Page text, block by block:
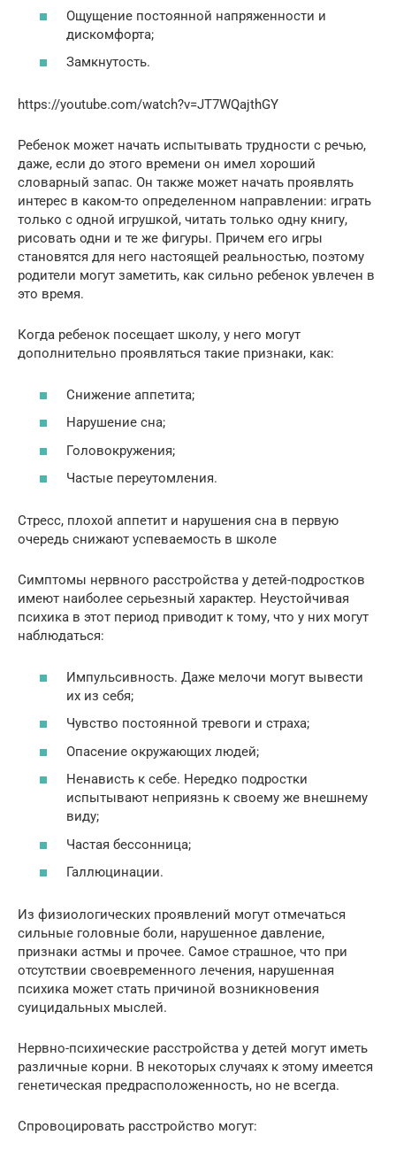
Ощущение постоянной напряженности и
дискомфорта;
Замкнутость.
https://youtube.com/watch?v=JT7WQajthGY
Ребенок может начать испытывать трудности с речью,
даже, если до этого времени он имел хороший
словарный запас. Он также может начать проявлять
интерес в каком-то определенном направлении: играть
только с одной игрушкой, читать только одну книгу,
рисовать одни и те же фигуры. Причем его игры
становятся для него настоящей реальностью, поэтому
родители могут заметить, как сильно ребенок увлечен в
это время.
Когда ребенок посещает школу, у него могут
дополнительно проявляться такие признаки, как:
Снижение аппетита;
Нарушение сна;
Головокружения;
Частые переутомления.
Стресс, плохой аппетит и нарушения сна в первую
очередь снижают успеваемость в школе
Симптомы нервного расстройства у детей-подростков
имеют наиболее серьезный характер. Неустойчивая
психика в этот период приводит к тому, что у них могут
наблюдаться:
Импульсивность. Даже мелочи могут вывести
их из себя;
Чувство постоянной тревоги и страха;
Опасение окружающих людей;
Ненависть к себе. Нередко подростки
испытывают неприязнь к своему же внешнему
виду;
Частая бессонница;
Галлюцинации.
Из физиологических проявлений могут отмечаться
сильные головные боли, нарушенное давление,
признаки астмы и прочее. Самое страшное, что при
отсутствии своевременного лечения, нарушенная
психика может стать причиной возникновения
суицидальных мыслей.
Нервно-психические расстройства у детей могут иметь
различные корни. В некоторых случаях к этому имеется
генетическая предрасположенность, но не всегда.
Спровоцировать расстройство могут: